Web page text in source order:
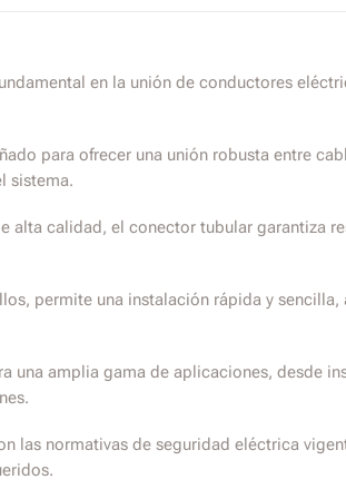
en la unión de conductores
para ofrecer una unión robusta entre
sistema.
calidad, el conector tubular garantiza
permite una instalación rápida y sencilla,
amplia gama de aplicaciones, desde
normativas de seguridad eléctrica